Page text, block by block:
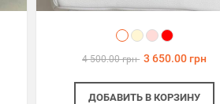
4 500.00 грн 3 650.00 грн
ДОБАВИТЬ В КОРЗИНУ